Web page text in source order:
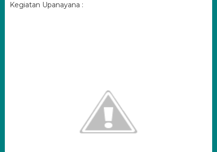
Kegiatan Upanayana :